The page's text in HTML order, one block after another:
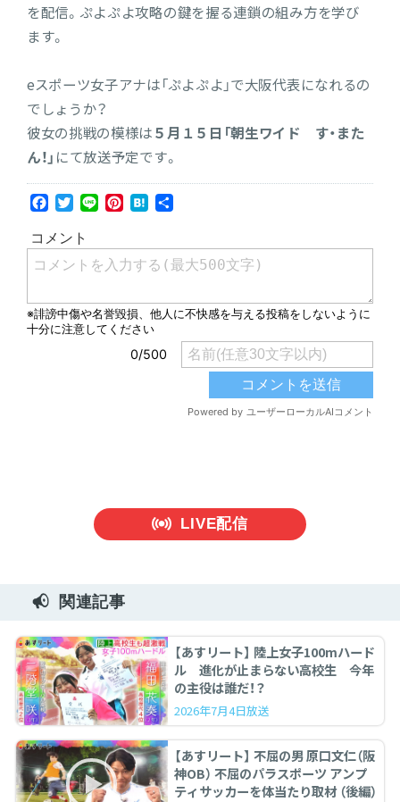
を配信。ぷよぷよ攻略の鍵を握る連鎖の組み方を学び
ます。
eスポーツ女子アナは「ぷよぷよ」で大阪代表になれるの
でしょうか？
彼女の挑戦の模様は５月１５日「朝生ワイド す・また
ん！」 にて放送予定です。
Facebook
Twitter
LinePinterest
Hatena
共
LIVE配信
関連記事
【あすリート】 陸上女子100mハード
ル 進化が止まらない高校生 今年
の主役は誰だ！？
2026年7月4日放送
【あすリート】 不屈の男 原口文仁（阪
神OB） 不屈のパラスポーツ アンプ
ティサッカーを体当たり取材 （後編）